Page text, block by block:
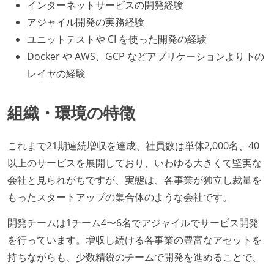
インターネットサービスの開発経験
アジャイル開発の実務経験
ユニットテストや CI を使った開発の経験
Docker や AWS、GCP などアプリケーションより下の
レイヤの経験
組織・環境の特徴
これまで21期連続増収を達成、社員数は単体2,000名、40
以上のサービスを展開しており、いわゆる大きくて堅実な
会社と見られがちですが、実態は、各事業が独立し裁量を
もったスタートアップの集合体のような会社です。
開発チームは1チーム4〜6名でアジャイルでサービス開発
を行っています。増収し続ける各事業の豊富なアセットを
持ちながらも、少数精鋭のチームで開発を進めることで、